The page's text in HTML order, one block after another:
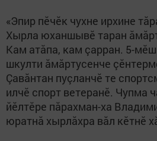
«Эпир пӗчӗк чухне ирхине
Хырла юханшывӗ таран
Кам атăпа, кам çарран. 5-
шкулти ăмăртусенче
Çавăнтан пуçланчӗ те
илчӗ спорт ветеранӗ. Чупма
йӗлтӗре пăрахман-ха
юратнă хырлăхра вăл кӗтнӗ